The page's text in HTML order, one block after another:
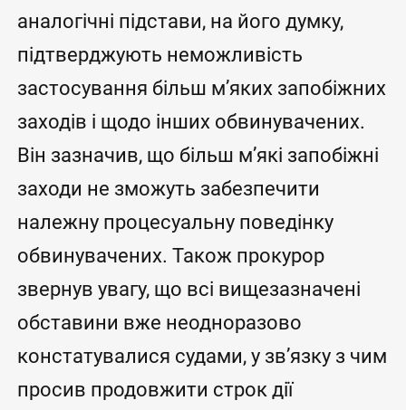
аналогічні підстави, на його думку,
підтверджують неможливість
застосування більш м’яких запобіжних
заходів і щодо інших обвинувачених.
Він зазначив, що більш м’які запобіжні
заходи не зможуть забезпечити
належну процесуальну поведінку
обвинувачених. Також прокурор
звернув увагу, що всі вищезазначені
обставини вже неодноразово
констатувалися судами, у зв’язку з чим
просив продовжити строк дії